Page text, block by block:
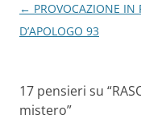
Navigazione
articolo
← PROVOCAZIONE IN
D’APOLOGO 93
17 pensieri su “
mistero”